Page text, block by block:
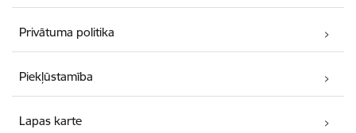
Privātuma politika
Piekļūstamība
Lapas karte